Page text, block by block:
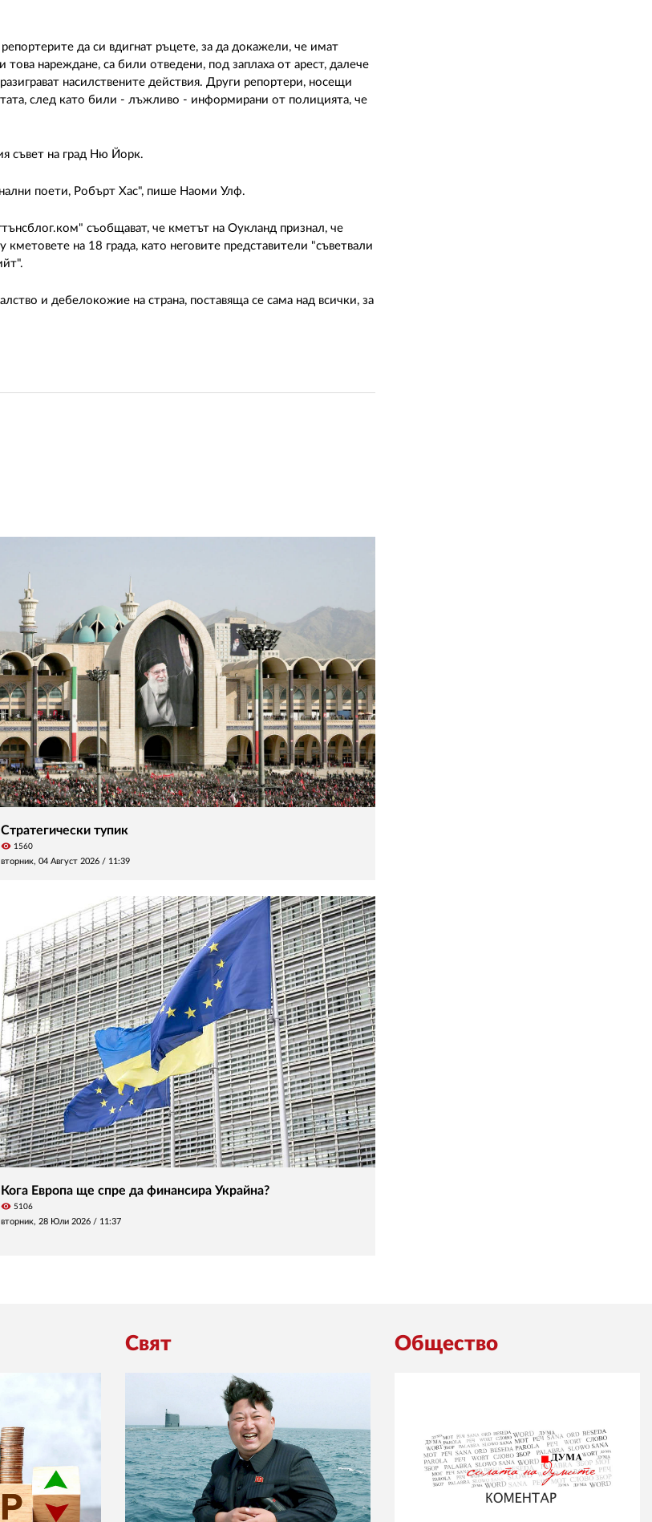
да си вдигнат ръцете, за да докажели, че имат
нареждане, са били отведени, под заплаха от арест, далече
насилствените действия. Други репортери, носещи
след като били - лъжливо - информирани от полицията, че
съвет на град Ню Йорк.
поети, Робърт Хас", пише Наоми Улф.
съобщават, че кметът на Оукланд признал, че
на 18 града, като неговите представители "съветвали
и дебелокожие на страна, поставяща се сама над всички, за
Стратегически тупик
visibility 1560
вторник, 04 Август 2026 / 11:39
Кога Европа ще спре да финансира Украйна?
visibility 5106
вторник, 28 Юли 2026 / 11:37
Свят Общество